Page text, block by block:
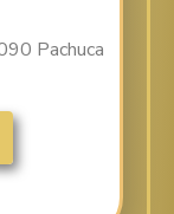
Pachuca